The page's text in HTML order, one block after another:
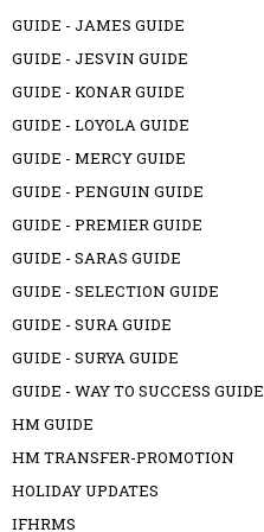
GUIDE - JAMES GUIDE
GUIDE - JESVIN GUIDE
GUIDE - KONAR GUIDE
GUIDE - LOYOLA GUIDE
GUIDE - MERCY GUIDE
GUIDE - PENGUIN GUIDE
GUIDE - PREMIER GUIDE
GUIDE - SARAS GUIDE
GUIDE - SELECTION GUIDE
GUIDE - SURA GUIDE
GUIDE - SURYA GUIDE
GUIDE - WAY TO SUCCESS GUIDE
HM GUIDE
HM TRANSFER-PROMOTION
HOLIDAY UPDATES
IFHRMS